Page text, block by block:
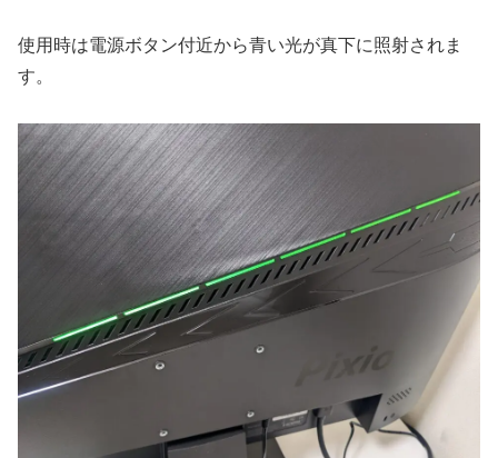
使用時は電源ボタン付近から青い光が真下に照射されま
す。